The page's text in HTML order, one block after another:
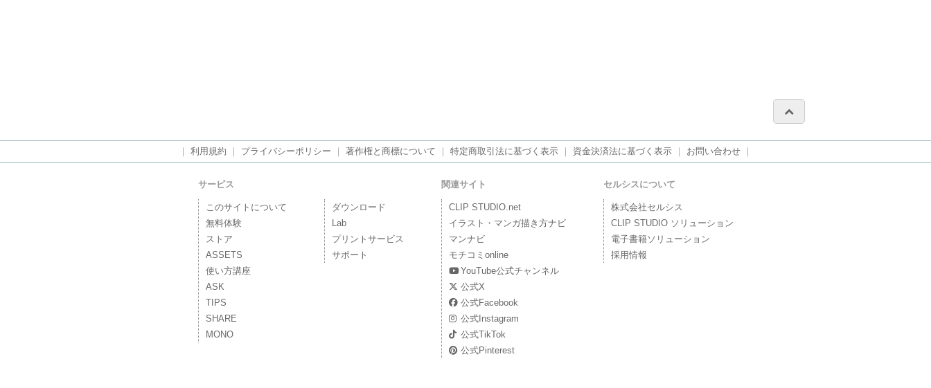
利用規約 プライバシーポリシー 著作権と商標について 特定商取引法に基づく表示 資金決済法に基づく表示 お問い合わせ
サービス
このサイトについて
無料体験
ストア
ASSETS
使い方講座
ASK
TIPS
SHARE
MONO
ダウンロード
Lab
プリントサービス
サポート
関連サイト
CLIP STUDIO.net
イラスト・マンガ描き方ナビ
マンナビ
モチコミonline
YouTube公式チャンネル
公式X
公式Facebook
公式Instagram
公式TikTok
公式Pinterest
セルシスについて
株式会社セルシス
CLIP STUDIO ソリューション
電子書籍ソリューション
採用情報